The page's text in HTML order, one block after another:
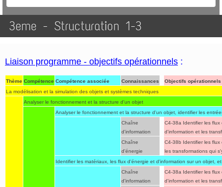
3eme - Structuration 1-3
Liaison programme - objectifs opérationnels :
Thème Compétence Compétence associée Connaissances
Objectifs opérationnels​
La modélisation et la simulation des objets et systèmes techniques
Analyser le fonctionnement et la structure d'un objet
Analyser le fonctionnement et la structure d'un objet, identifier les
Chaîne
d'information
C4-38a Identifier les
d'information et les
Chaîne
d'énergie
C4-38b Identifier les
les transformations qui
Identifier les matériaux, les flux d'énergie et d'information sur un objet,
Chaîne
d'information
C4-38a Identifier les
d'information et les